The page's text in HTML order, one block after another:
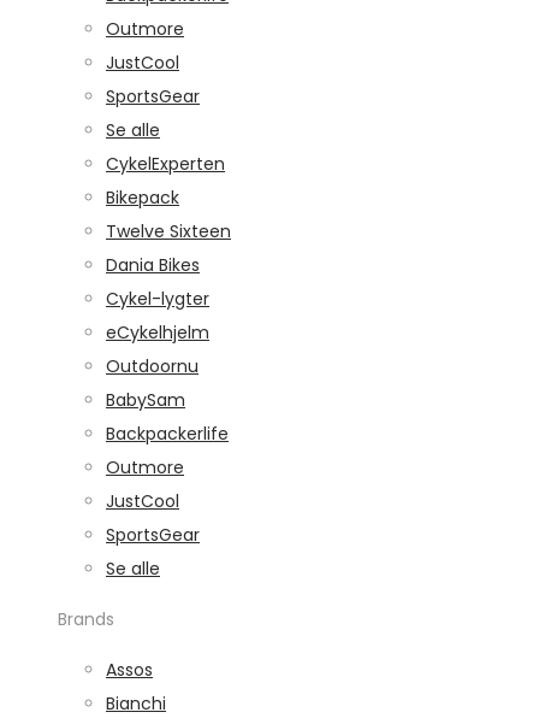
Outmore
JustCool
SportsGear
Se alle
CykelExperten
Bikepack
Twelve Sixteen
Dania Bikes
Cykel-lygter
eCykelhjelm
Outdoornu
BabySam
Backpackerlife
Outmore
JustCool
SportsGear
Se alle
Brands
Assos
Bianchi